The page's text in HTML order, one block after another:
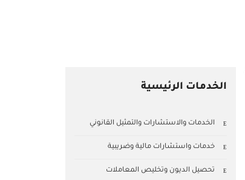
الخدمات الرئيسية
الخدمات والاستشارات والتمثيل القانوني
خدمات واستشارات مالية وضريبية
تحصيل الديون وتخليص المعاملات